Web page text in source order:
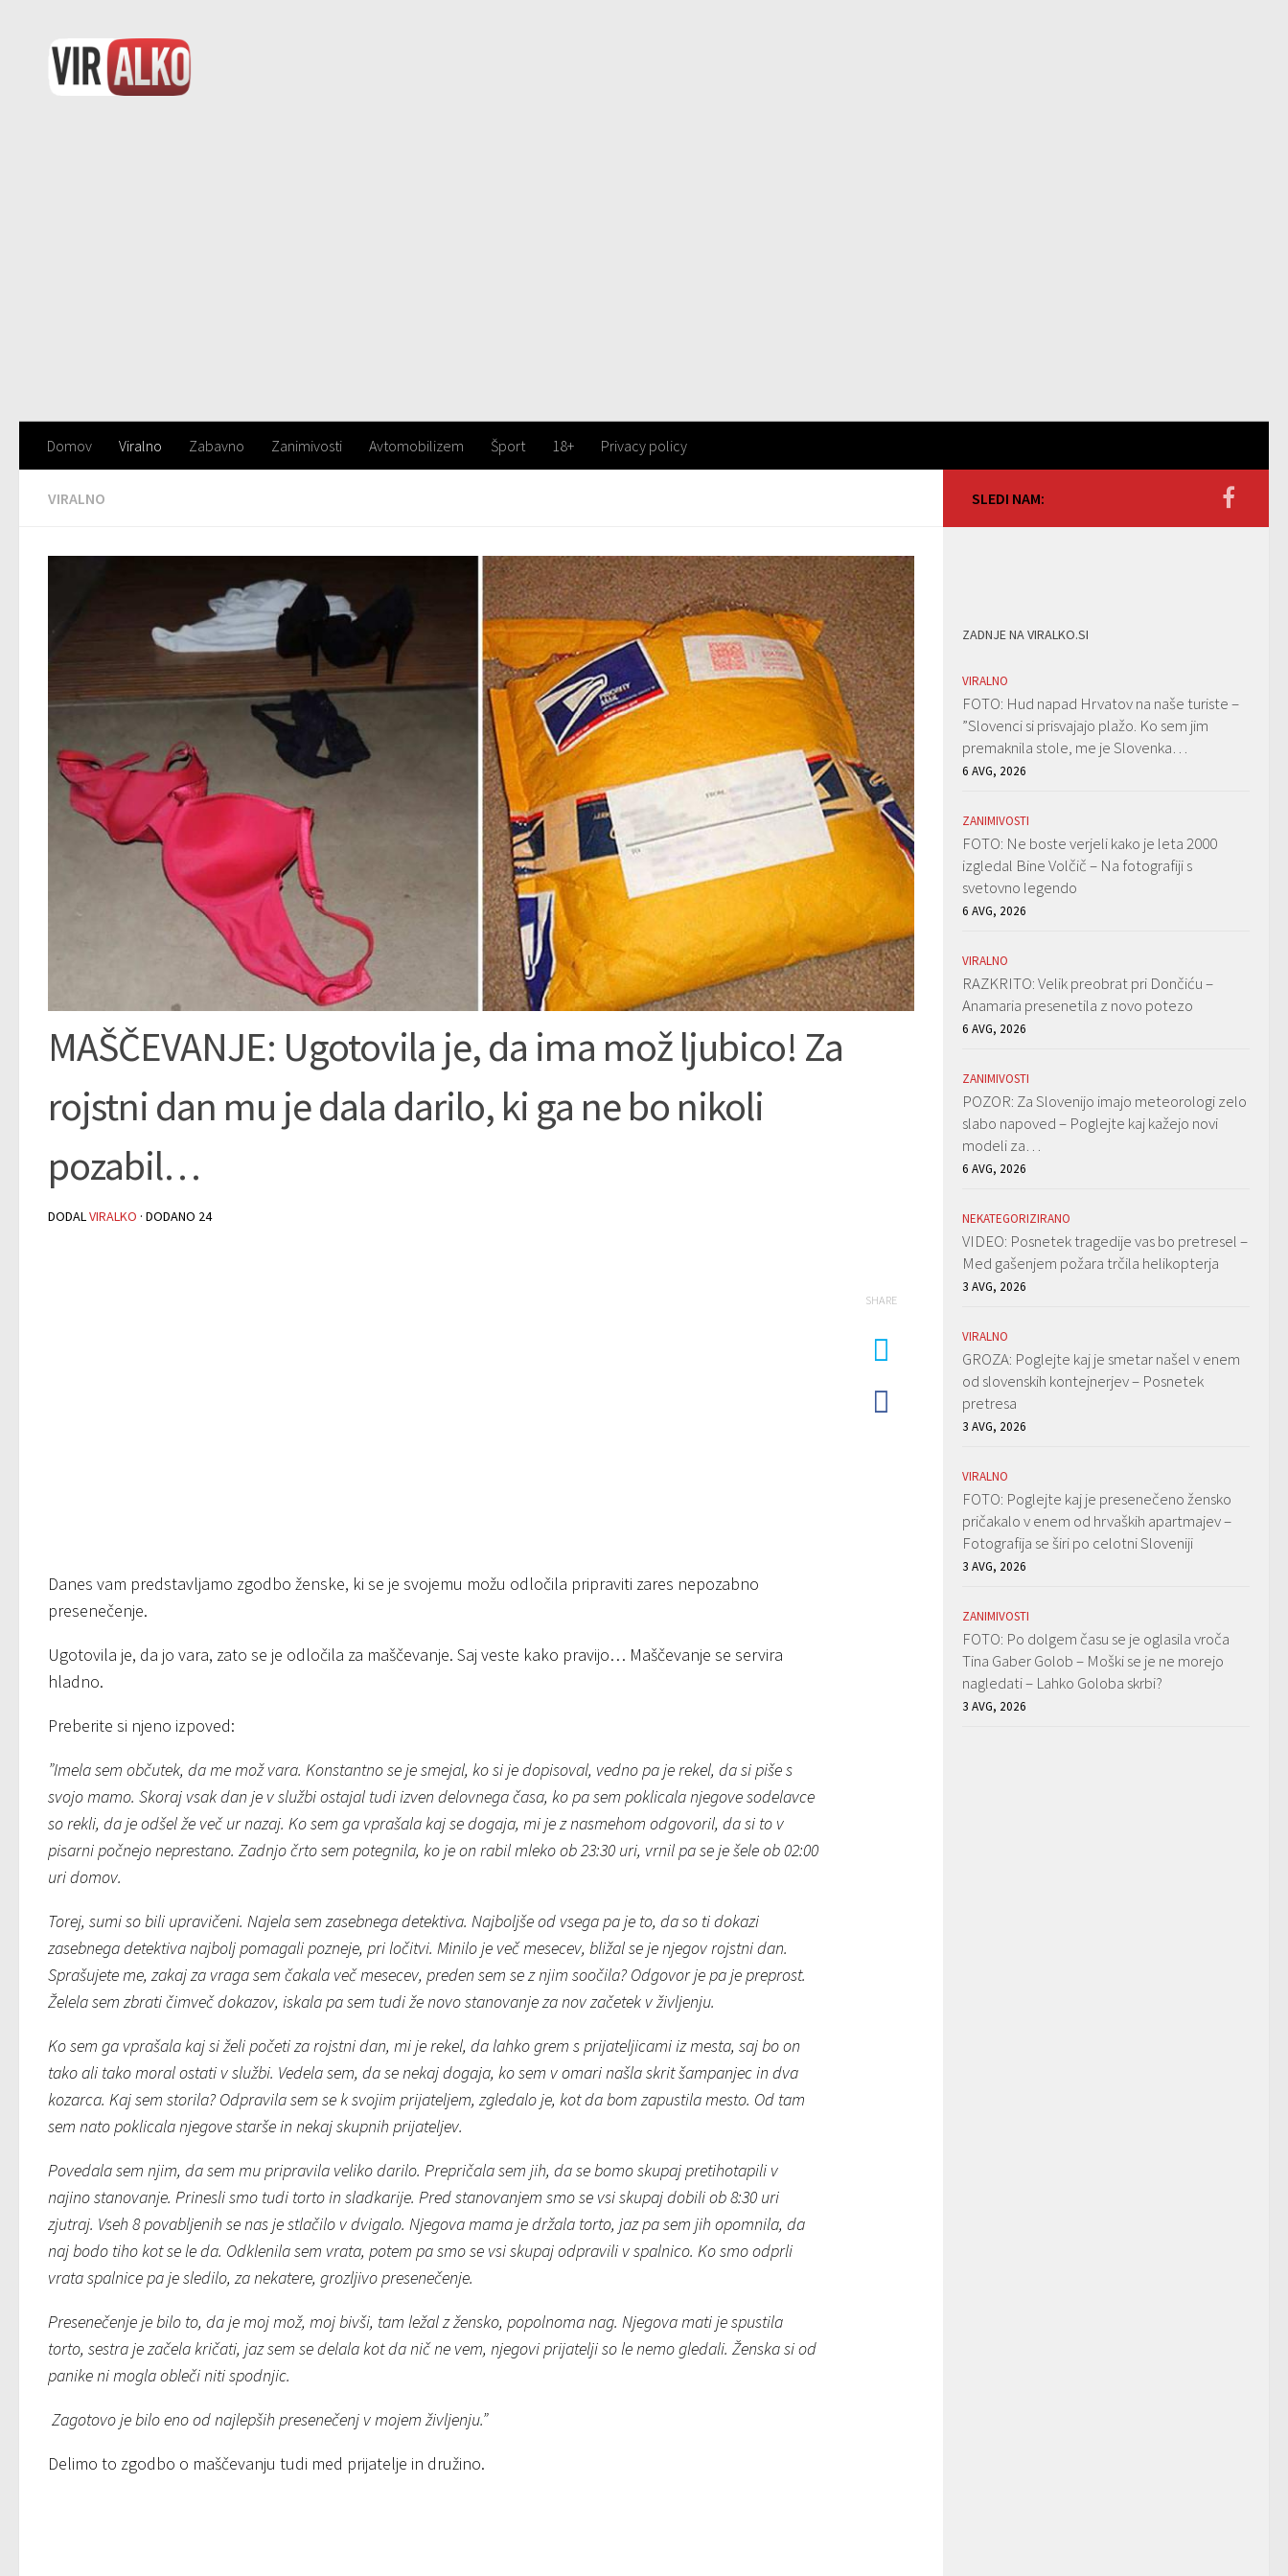
Domov Viralno Zabavno Zanimivosti Avtomobilizem Šport 18+ Privacy policy
VIRALNO
MAŠČEVANJE: Ugotovila je, da ima mož ljubico! Za
rojstni dan mu je dala darilo, ki ga ne bo nikoli
pozabil…
DODAL VIRALKO · DODANO 24
Danes vam predstavljamo zgodbo ženske, ki se je svojemu možu odločila pripraviti zares nepozabno
presenečenje.
Ugotovila je, da jo vara, zato se je odločila za maščevanje. Saj veste kako pravijo… Maščevanje se servira
hladno.
Preberite si njeno izpoved:
”Imela sem občutek, da me mož vara. Konstantno se je smejal, ko si je dopisoval, vedno pa je rekel, da si piše s
svojo mamo. Skoraj vsak dan je v službi ostajal tudi izven delovnega časa, ko pa sem poklicala njegove sodelavce
so rekli, da je odšel že več ur nazaj. Ko sem ga vprašala kaj se dogaja, mi je z nasmehom odgovoril, da si to v
pisarni počnejo neprestano. Zadnjo črto sem potegnila, ko je on rabil mleko ob 23:30 uri, vrnil pa se je šele ob 02:00
uri domov.
Torej, sumi so bili upravičeni. Najela sem zasebnega detektiva. Najboljše od vsega pa je to, da so ti dokazi
zasebnega detektiva najbolj pomagali pozneje, pri ločitvi. Minilo je več mesecev, bližal se je njegov rojstni dan.
Sprašujete me, zakaj za vraga sem čakala več mesecev, preden sem se z njim soočila? Odgovor je pa je preprost.
Želela sem zbrati čimveč dokazov, iskala pa sem tudi že novo stanovanje za nov začetek v življenju.
Ko sem ga vprašala kaj si želi početi za rojstni dan, mi je rekel, da lahko grem s prijateljicami iz mesta, saj bo on
tako ali tako moral ostati v službi. Vedela sem, da se nekaj dogaja, ko sem v omari našla skrit šampanjec in dva
kozarca. Kaj sem storila? Odpravila sem se k svojim prijateljem, zgledalo je, kot da bom zapustila mesto. Od tam
sem nato poklicala njegove starše in nekaj skupnih prijateljev.
Povedala sem njim, da sem mu pripravila veliko darilo. Prepričala sem jih, da se bomo skupaj pretihotapili v
najino stanovanje. Prinesli smo tudi torto in sladkarije. Pred stanovanjem smo se vsi skupaj dobili ob 8:30 uri
zjutraj. Vseh 8 povabljenih se nas je stlačilo v dvigalo. Njegova mama je držala torto, jaz pa sem jih opomnila, da
naj bodo tiho kot se le da. Odklenila sem vrata, potem pa smo se vsi skupaj odpravili v spalnico. Ko smo odprli
vrata spalnice pa je sledilo, za nekatere, grozljivo presenečenje.
Presenečenje je bilo to, da je moj mož, moj bivši, tam ležal z žensko, popolnoma nag. Njegova mati je spustila
torto, sestra je začela kričati, jaz sem se delala kot da nič ne vem, njegovi prijatelji so le nemo gledali. Ženska si od
panike ni mogla obleči niti spodnjic.
Zagotovo je bilo eno od najlepših presenečenj v mojem življenju.”
Delimo to zgodbo o maščevanju tudi med prijatelje in družino.
SHARE
SLEDI NAM:
ZADNJE NA VIRALKO.SI
VIRALNO
FOTO: Hud napad Hrvatov na naše turiste –
”Slovenci si prisvajajo plažo. Ko sem jim
premaknila stole, me je Slovenka…
6 AVG, 2026
ZANIMIVOSTI
FOTO: Ne boste verjeli kako je leta 2000
izgledal Bine Volčič – Na fotografiji s
svetovno legendo
6 AVG, 2026
VIRALNO
RAZKRITO: Velik preobrat pri Dončiću –
Anamaria presenetila z novo potezo
6 AVG, 2026
ZANIMIVOSTI
POZOR: Za Slovenijo imajo meteorologi zelo
slabo napoved – Poglejte kaj kažejo novi
modeli za…
6 AVG, 2026
NEKATEGORIZIRANO
VIDEO: Posnetek tragedije vas bo pretresel –
Med gašenjem požara trčila helikopterja
3 AVG, 2026
VIRALNO
GROZA: Poglejte kaj je smetar našel v enem
od slovenskih kontejnerjev – Posnetek
pretresa
3 AVG, 2026
VIRALNO
FOTO: Poglejte kaj je presenečeno žensko
pričakalo v enem od hrvaških apartmajev –
Fotografija se širi po celotni Sloveniji
3 AVG, 2026
ZANIMIVOSTI
FOTO: Po dolgem času se je oglasila vroča
Tina Gaber Golob – Moški se je ne morejo
nagledati – Lahko Goloba skrbi?
3 AVG, 2026